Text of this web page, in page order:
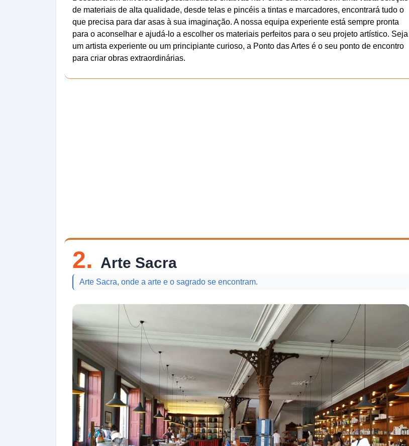
de materiais de alta qualidade, desde telas e pincéis a tintas e marcadores, encontrará tudo o
que precisa para dar asas à sua imaginação. A nossa equipa experiente está sempre pronta
para o aconselhar e ajudá-lo a escolher os materiais perfeitos para o seu projeto artístico. Seja
um artista experiente ou um principiante curioso, a Ponto das Artes é o seu ponto de encontro
para criar obras extraordinárias.
2. Arte Sacra
Arte Sacra, onde a arte e o sagrado se encontram.